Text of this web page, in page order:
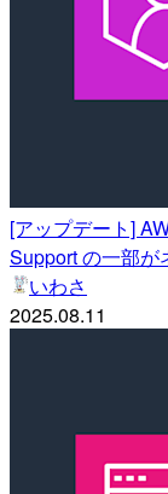
[アップデート]
Support の一部が
いわさ
2025.08.11